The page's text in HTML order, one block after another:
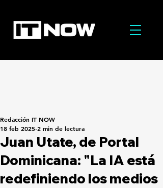
Juan Utate, de Portal
Dominicana: "La IA está
redefiniendo los medios
Redacción IT NOW
18 feb 2025 2 min de lectura